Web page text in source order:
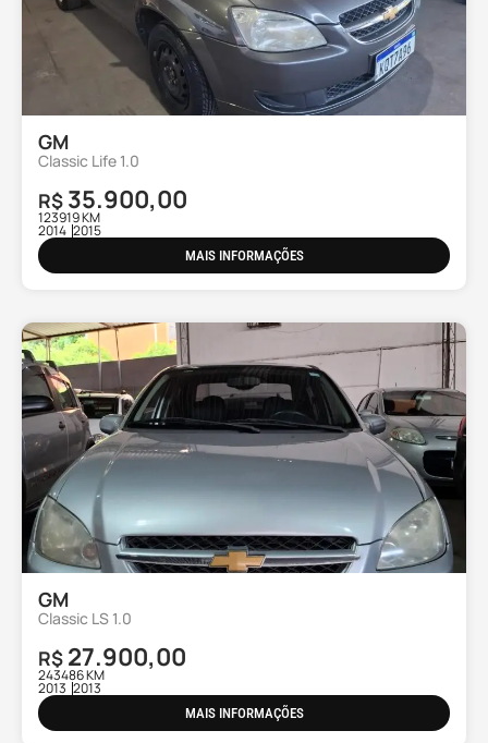
GM
Classic Life 1.0
R$ 35.900,00
123919 KM
2014 2015
MAIS INFORMAÇÕES
GM
Classic LS 1.0
R$ 27.900,00
243486 KM
2013 2013
MAIS INFORMAÇÕES